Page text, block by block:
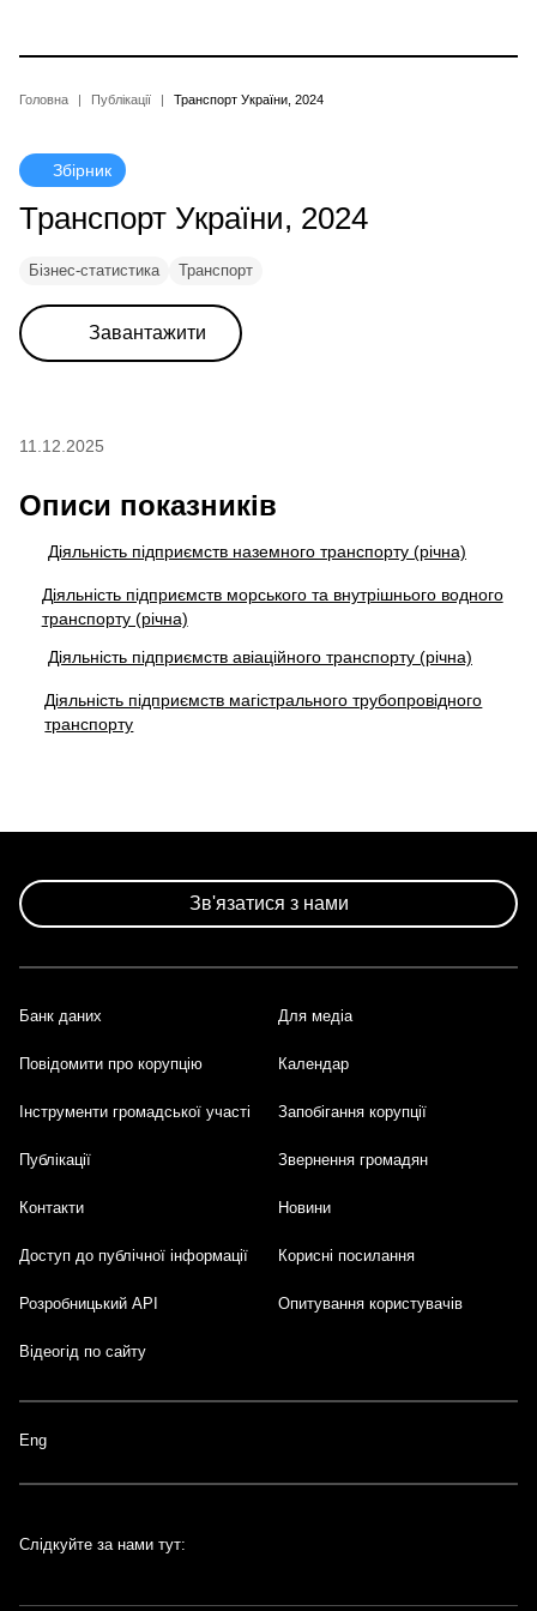
основного
Рядок
навіґації
Головна Публікації Транспорт України, 2024
Збірник
Транспорт України, 2024
Бізнес-статистика Транспорт
Завантажити
11.12.2025
Описи показників
Діяльність підприємств наземного транспорту (річна)
Діяльність підприємств морського та внутрішнього водного
транспорту (річна)
Діяльність підприємств авіаційного транспорту (річна)
Діяльність підприємств магістрального трубопровідного
транспорту
Зв'язатися з нами
Footer
Банк даних Для медіа
Повідомити про корупцію Календар
Інструменти громадської участі Запобігання корупції
Публікації Звернення громадян
Контакти Новини
Доступ до публічної інформації Корисні посилання
Розробницький API Опитування користувачів
Відеогід по сайту
Eng
Слідкуйте за нами тут: